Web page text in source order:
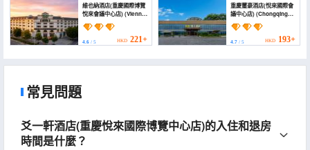
維也納酒店(重慶國際博覽
悅來會議中心店) (Vienna
Hotel (Chongqing
Yuelai International
Expo Center))
4.6 / 5 HKD 221+
重慶璽豪酒店(悅來國際會
議中心店) (Chongqing
Xihau Hotel (Yuelai
International
Conference Center))
4.7/ 5 HKD 193+
常見問題
爻一軒酒店(重慶悅來國際博覽中心店)的入住和退房
時間是什麼？